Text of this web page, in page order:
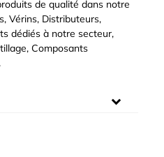
de qualité dans notre
Vérins, Distributeurs,
dédiés à notre secteur,
Composants